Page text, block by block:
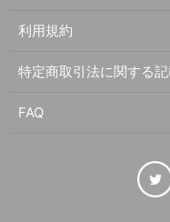
利用規約
特定商取引法に関する
FAQ